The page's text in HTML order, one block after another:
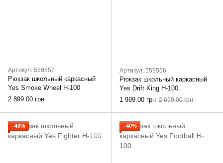
Артикул: 559557
Рюкзак школьный каркасный
Yes Smoke Wheel H-100
2 899.00 грн
Артикул: 559556
Рюкзак школьный каркасный
Yes Drift King H-100
1 989.00 грн 2 699.00 грн
−40% −40%